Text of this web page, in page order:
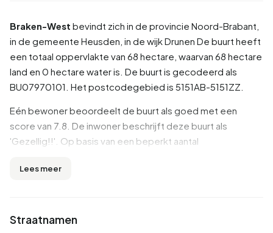
Braken-West bevindt zich in de provincie Noord-Brabant
in de gemeente Heusden , in de wijkDrunen De buurt heeft
een totaal oppervlakte van 68 hectare, waarvan 68 hectare
land en 0 hectare water is. De buurt is gecodeerd als
BU07970101. Het postcodegebied is 5151AB-5151ZZ.
Eén bewoner beoordeelt de buurt als goed met een
score van 7.8. De inwoner beschrijft deze buurt als
'Gezellig!!'. Op basis van een beperkt aantal
in deze buurt.
Braken-West telt 2.735 inwoners. Hiervan is 48,8% man en
Lees meer
Straatnamen